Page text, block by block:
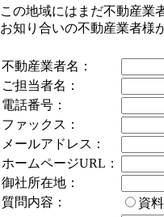
この地域にはまだ不動産業
お知り合いの不動産業者様
不動産業者名：
ご担当者名：
電話番号：
ファックス：
メールアドレス：
ホームページURL：
御社所在地：
質問内容：
資